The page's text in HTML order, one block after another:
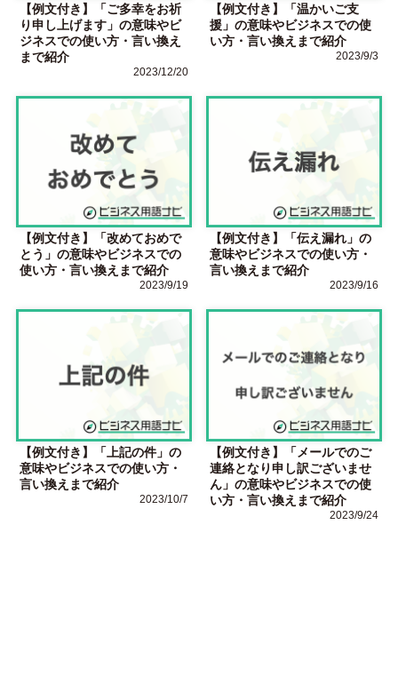
【例文付き】「ご多幸をお祈
り申し上げます」の意味やビ
ジネスでの使い方・言い換え
まで紹介
2023/12/20
【例文付き】「温かいご支
援」の意味やビジネスでの使
い方・言い換えまで紹介
2023/9/3
【例文付き】「改めておめで
とう」の意味やビジネスでの
使い方・言い換えまで紹介
2023/9/19
【例文付き】「伝え漏れ」の
意味やビジネスでの使い方・
言い換えまで紹介
2023/9/16
【例文付き】「上記の件」の
意味やビジネスでの使い方・
言い換えまで紹介
2023/10/7
【例文付き】「メールでのご
連絡となり申し訳ございませ
ん」の意味やビジネスでの使
い方・言い換えまで紹介
2023/9/24